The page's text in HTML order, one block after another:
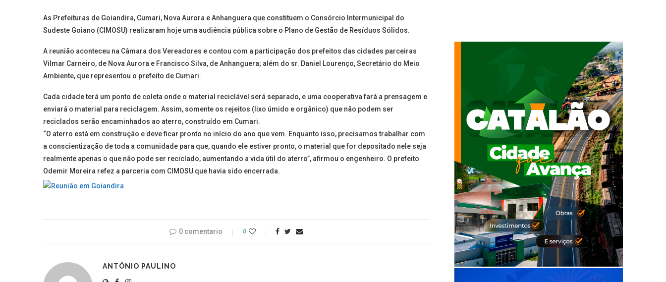
As Prefeituras de Goiandira, Cumari, Nova Aurora e Anhanguera que constituem o Consórcio Intermunicipal do
Sudeste Goiano (CIMOSU) realizaram hoje uma audiência pública sobre o Plano de Gestão de Resíduos Sólidos.
A reunião aconteceu na Câmara dos Vereadores e contou com a participação dos prefeitos das cidades parceiras
Vilmar Carneiro, de Nova Aurora e Francisco Silva, de Anhanguera; além do sr. Daniel Lourenço, Secretário do Meio
Ambiente, que representou o prefeito de Cumari.
Cada cidade terá um ponto de coleta onde o material reciclável será separado, e uma cooperativa fará a prensagem e
enviará o material para reciclagem. Assim, somente os rejeitos (lixo úmido e orgânico) que não podem ser
reciclados serão encaminhados ao aterro, construído em Cumari.
“O aterro está em construção e deve ficar pronto no início do ano que vem. Enquanto isso, precisamos trabalhar com
a conscientização de toda a comunidade para que, quando ele estiver pronto, o material que for depositado nele seja
realmente apenas o que não pode ser reciclado, aumentando a vida útil do aterro”, afirmou o engenheiro. O prefeito
Odemir Moreira refez a parceria com CIMOSU que havia sido encerrada.
0 comentario 0
ANTÔNIO PAULINO